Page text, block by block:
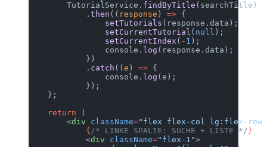
        TutorialService.
findByTitle (searchTitle)
            .
then (( response ) => {
                setTutorials
(response.data);
                setCurrentTutorial
( null );
                setCurrentIndex
( - 1 );
                console.
log (response.data);
            })
            .
catch (( e ) => {
                console.
log (e);
            });
    };
    return
(
        <
div className="flex flex-col lg:flex-row
            {
/* LINKE SPALTE: SUCHE + LISTE */ }
            <
div className="flex-1">